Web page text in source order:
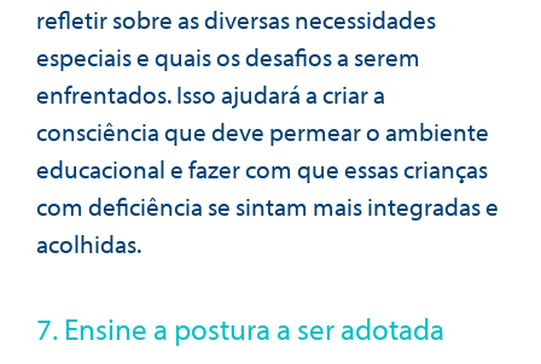
refletir sobre as diversas necessidades
especiais e quais os desafios a serem
enfrentados. Isso ajudará a criar a
consciência que deve permear o ambiente
educacional e fazer com que essas crianças
com deficiência se sintam mais integradas e
acolhidas.
7. Ensine a postura a ser adotada